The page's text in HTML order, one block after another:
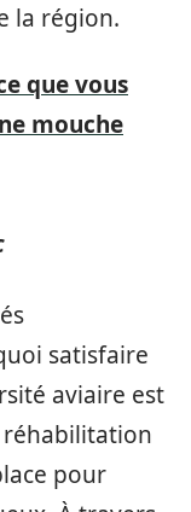
la région.
que vous
mouche
satisfaire
aviaire est
pour